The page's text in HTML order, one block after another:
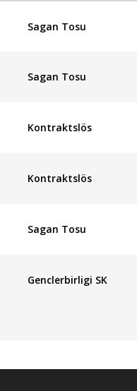
Sagan Tosu
Sagan Tosu
Kontraktslös
Kontraktslös
Sagan Tosu
Genclerbirligi SK